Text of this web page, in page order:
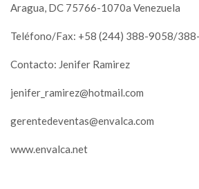
Aragua, DC 75766-1070a Venezuela
Teléfono/Fax: +58 (244) 388-9058/
Contacto: Jenifer Ramirez
jenifer_ramirez@hotmail.com
gerentedeventas@envalca.com
www.envalca.net